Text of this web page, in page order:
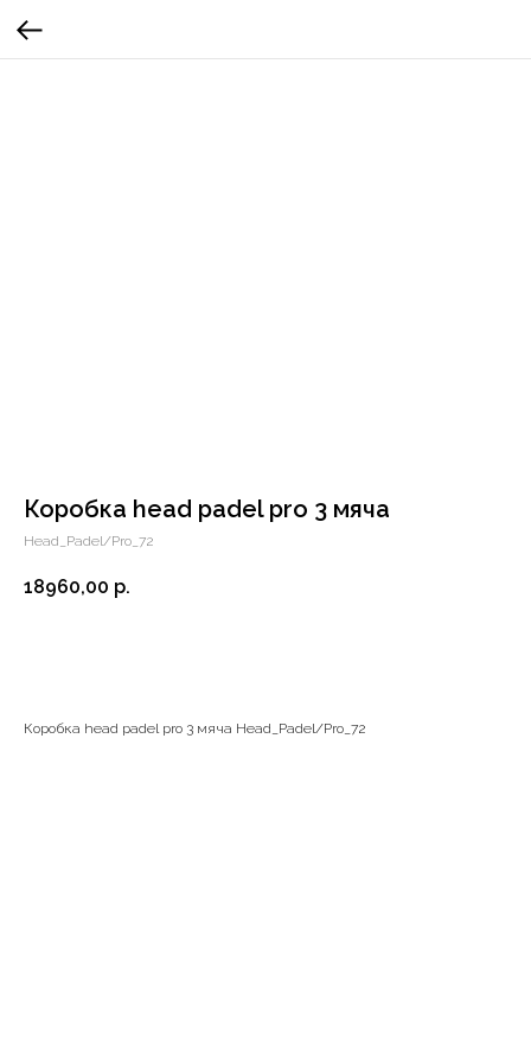
Коробка head padel pro 3 мяча
Head_Padel/Pro_72
18960,00 р.
Коробка head padel pro 3 мяча Head_Padel/Pro_72